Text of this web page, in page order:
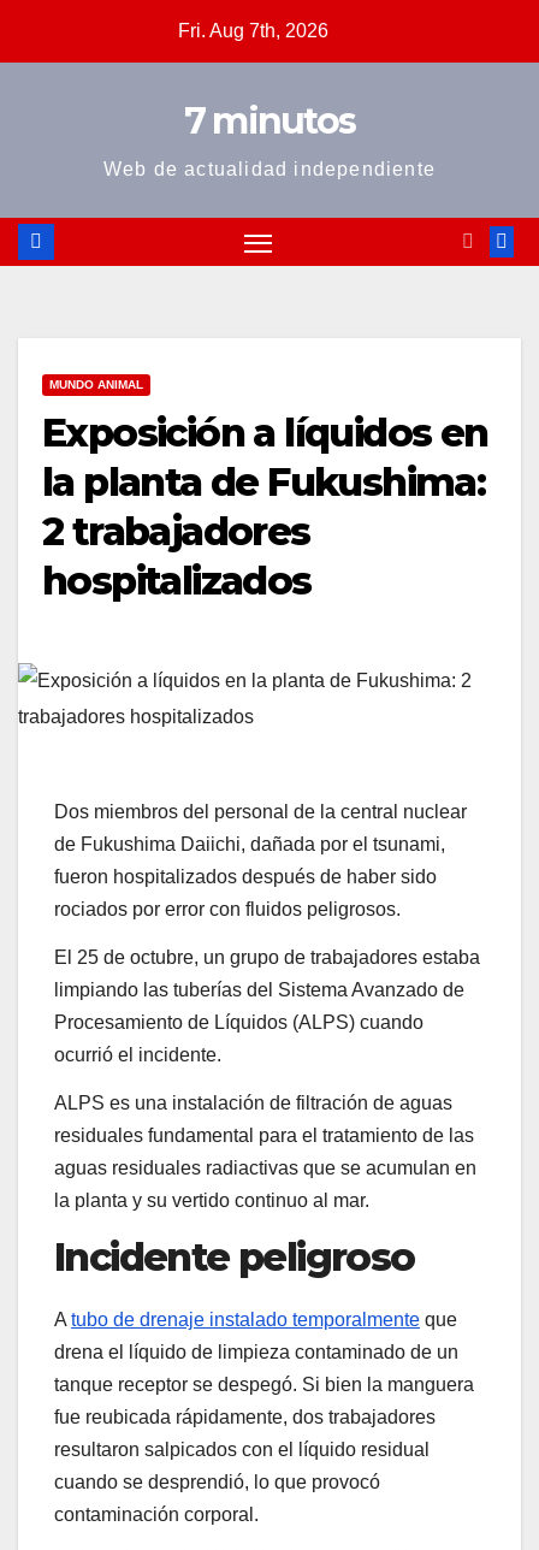
Fri. Aug 7th, 2026
7 minutos
Web de actualidad independiente
MUNDO ANIMAL
Exposición a líquidos en
la planta de Fukushima:
2 trabajadores
hospitalizados
Dos miembros del personal de la central nuclear
de Fukushima Daiichi, dañada por el tsunami,
fueron hospitalizados después de haber sido
rociados por error con fluidos peligrosos.
El 25 de octubre, un grupo de trabajadores estaba
limpiando las tuberías del Sistema Avanzado de
Procesamiento de Líquidos (ALPS) cuando
ocurrió el incidente.
ALPS es una instalación de filtración de aguas
residuales fundamental para el tratamiento de las
aguas residuales radiactivas que se acumulan en
la planta y su vertido continuo al mar.
Incidente peligroso
A tubo de drenaje instalado temporalmente que
drena el líquido de limpieza contaminado de un
tanque receptor se despegó. Si bien la manguera
fue reubicada rápidamente, dos trabajadores
resultaron salpicados con el líquido residual
cuando se desprendió, lo que provocó
contaminación corporal.